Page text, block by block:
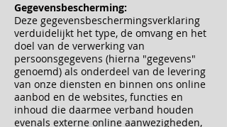
Gegevensbescherming:
Deze gegevensbeschermingsverklaring
verduidelijkt het type, de omvang en het
doel van de verwerking van
persoonsgegevens (hierna "gegevens"
genoemd) als onderdeel van de levering
van onze diensten en binnen ons online
aanbod en de websites, functies en
inhoud die daarmee verband houden
evenals externe online aanwezigheden,